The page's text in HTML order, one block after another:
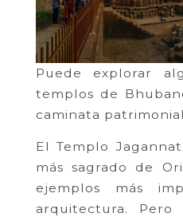
Puede explorar
templos de
caminata
El Templo
más sagrado de
ejemplos más
arquitectura. Pero